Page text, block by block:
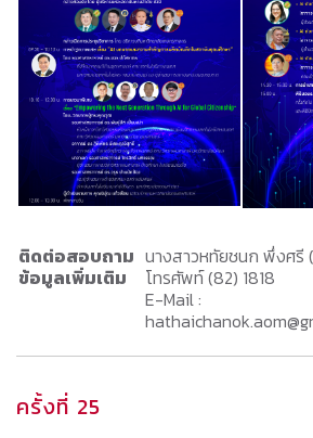
ติดต่อสอบถาม
ข้อมูลเพิ่มเติม
นางสาวหทัยชนก พึ่งศรี
โทรศัพท์ (82) 1818
E-Mail :
ครั้งที่ 25